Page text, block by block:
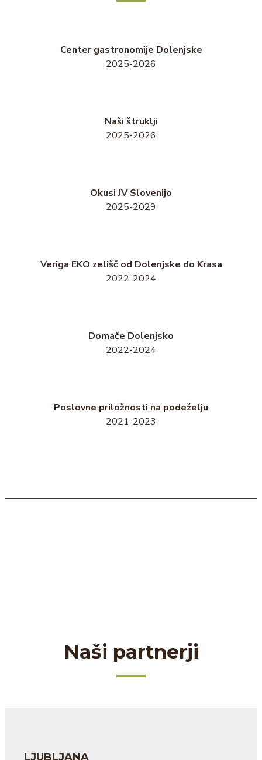
Center gastronomije Dolenjske
2025-2026
Naši štruklji
2025-2026
Okusi JV Slovenijo
2025-2029
Veriga EKO zelišč od Dolenjske do Krasa
2022-2024
Domače Dolenjsko
2022-2024
Poslovne priložnosti na podeželju
2021-2023
Naši partnerji
LJUBLJANA